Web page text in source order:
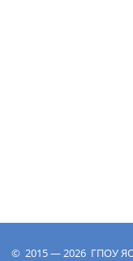
© 2015 — 2026 ГПОУ